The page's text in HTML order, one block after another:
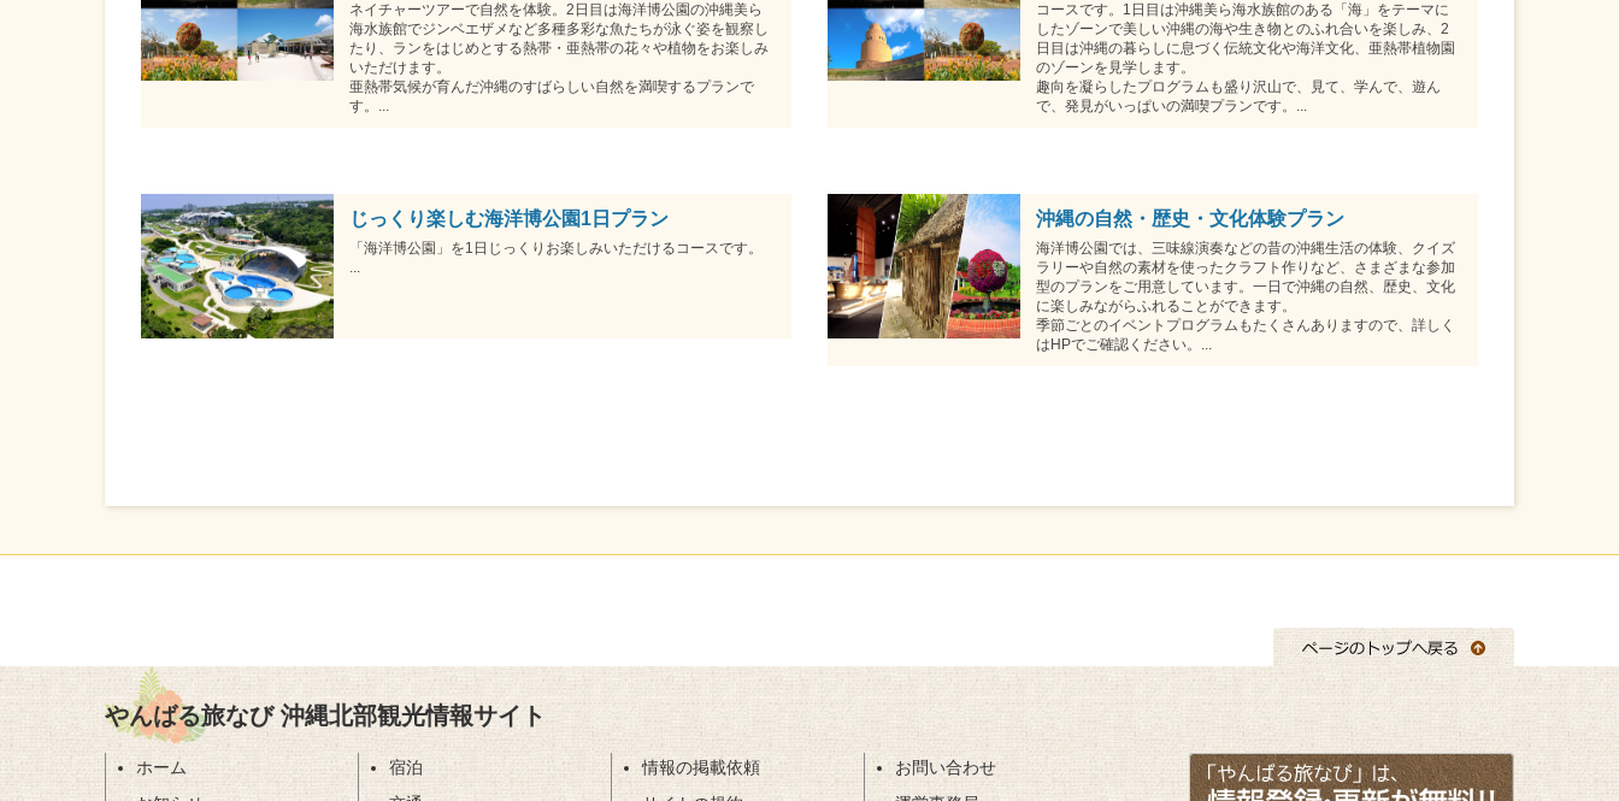
ネイチャーツアーで自然を体験。2日目は海洋博公園の沖縄美ら
海水族館でジンベエザメなど多種多彩な魚たちが泳ぐ姿を観察し
たり、ランをはじめとする熱帯・亜熱帯の花々や植物をお楽しみ
いただけます。
亜熱帯気候が育んだ沖縄のすばらしい自然を満喫するプランで
す。...
コースです。1日目は沖縄美ら海水族館のある「海」をテーマに
したゾーンで美しい沖縄の海や生き物とのふれ合いを楽しみ、2
日目は沖縄の暮らしに息づく伝統文化や海洋文化、亜熱帯植物園
のゾーンを見学します。
趣向を凝らしたプログラムも盛り沢山で、見て、学んで、遊ん
で、発見がいっぱいの満喫プランです。...
じっくり楽しむ海洋博公園1日プラン
「海洋博公園」を1日じっくりお楽しみいただけるコースです。
...
沖縄の自然・歴史・文化体験プラン
海洋博公園では、三味線演奏などの昔の沖縄生活の体験、クイズ
ラリーや自然の素材を使ったクラフト作りなど、さまざまな参加
型のプランをご用意しています。一日で沖縄の自然、歴史、文化
に楽しみながらふれることができます。
季節ごとのイベントプログラムもたくさんありますので、詳しく
はHPでご確認ください。...
やんばる旅なび 沖縄北部観光情報サイト
ホーム
宿泊
情報の掲載依頼
お問い合わせ